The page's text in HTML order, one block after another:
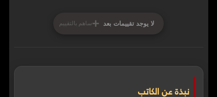
لا يوجد تقييمات بعد +ساهم بالتقييم
نبذة عن الكاتب